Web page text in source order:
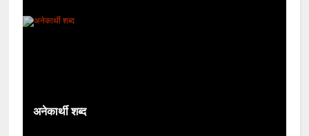
अनेकार्थी शब्द